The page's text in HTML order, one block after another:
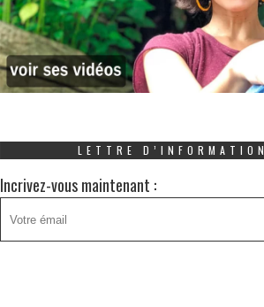
LETTRE D’INFORMATION
Incrivez-vous maintenant :